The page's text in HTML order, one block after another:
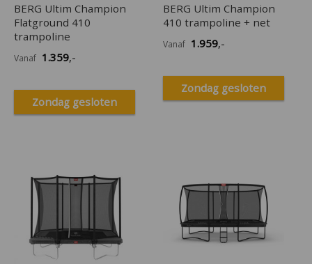
BERG Ultim Champion
Flatground 410
trampoline
Vanaf 1.359,-
Zondag gesloten
BERG Ultim Champion
410 trampoline + net
Vanaf 1.959,-
Zondag gesloten